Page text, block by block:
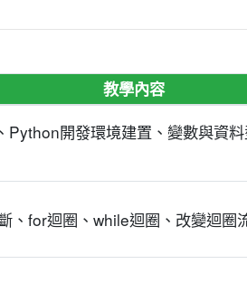
教學內容
開發環境建置、變數與資料
、for迴圈、while迴圈、改變迴圈